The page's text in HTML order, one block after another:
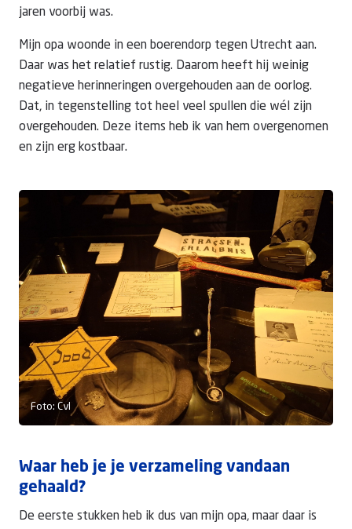
jaren voorbij was.
Mijn opa woonde in een boerendorp tegen Utrecht aan.
Daar was het relatief rustig. Daarom heeft hij weinig
negatieve herinneringen overgehouden aan de oorlog.
Dat, in tegenstelling tot heel veel spullen die wél zijn
overgehouden. Deze items heb ik van hem overgenomen
en zijn erg kostbaar.
Foto: CvI
Waar heb je je verzameling vandaan
gehaald?
De eerste stukken heb ik dus van mijn opa, maar daar is